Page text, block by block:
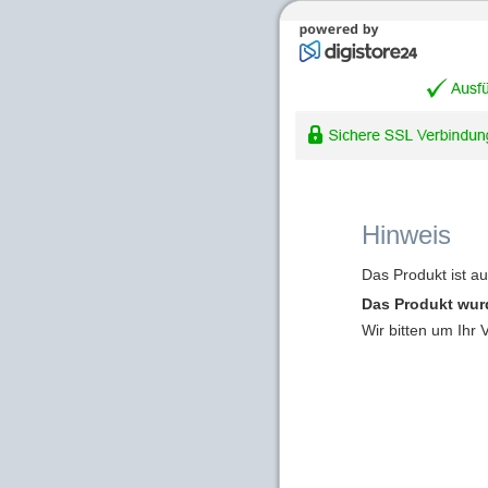
Hinweis
Das Produkt ist
Das Produkt
Wir bitten um Ihr